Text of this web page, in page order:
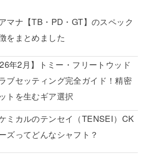
マナ【TB・PD・GT】のスペック
をまとめました
年2月】トミー・フリートウッド
ブセッティング完全ガイド！精密
トを生むギア選択
ミカルのテンセイ（TENSEI）CK
ズってどんなシャフト？